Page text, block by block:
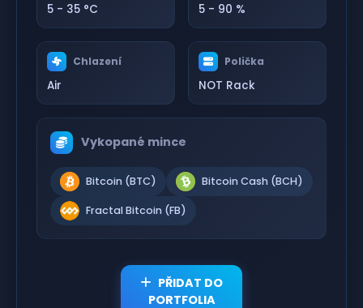
5 - 35 °C 5 - 90 %
Chlazení
Air
Polička
NOT Rack
Vykopané mince
Bitcoin (BTC) Bitcoin Cash (BCH)
Fractal Bitcoin (FB)
PŘIDAT DO
PORTFOLIA